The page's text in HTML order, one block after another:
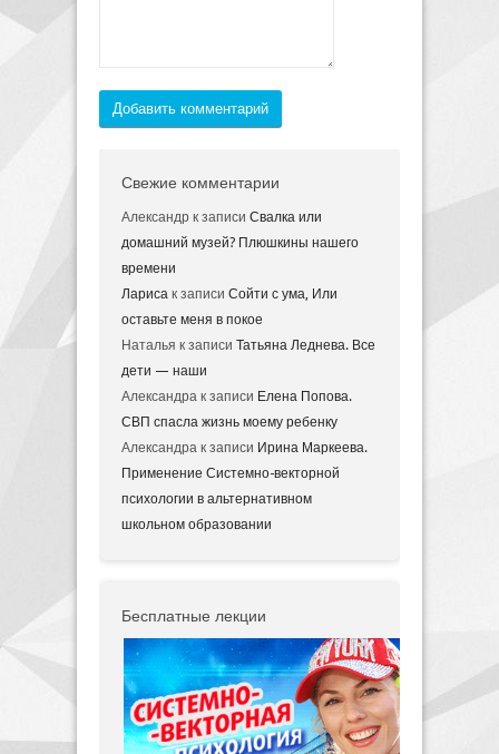
Добавить комментарий
Свежие комментарии
Александр к записи Свалка или
домашний музей? Плюшкины нашего
времени
Лариса к записи Сойти с ума, Или
оставьте меня в покое
Наталья к записи Татьяна Леднева. Все
дети — наши
Александра к записи Елена Попова.
СВП спасла жизнь моему ребенку
Александра к записи Ирина Маркеева.
Применение Системно-векторной
психологии в альтернативном
школьном образовании
Бесплатные лекции